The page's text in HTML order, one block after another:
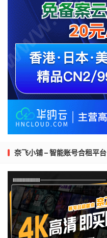
奈飞小铺 – 智能账号合租平台